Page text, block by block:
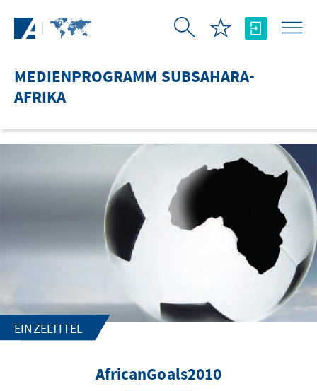
MEDIENPROGRAMM SUBSAHARA-
AFRIKA
EINZELTITEL
AfricanGoals2010